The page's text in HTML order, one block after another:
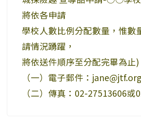
將依各申請
學校人數比例分配數量，惟數
請情況踴躍，
將依送件順序至分配完畢為止)
（一）電子郵件：
（二）傳真：02-27513606或